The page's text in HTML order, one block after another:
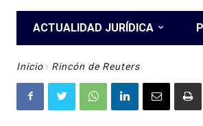
ACTUALIDAD JURÍDICA
Inicio Rincón de Reuters